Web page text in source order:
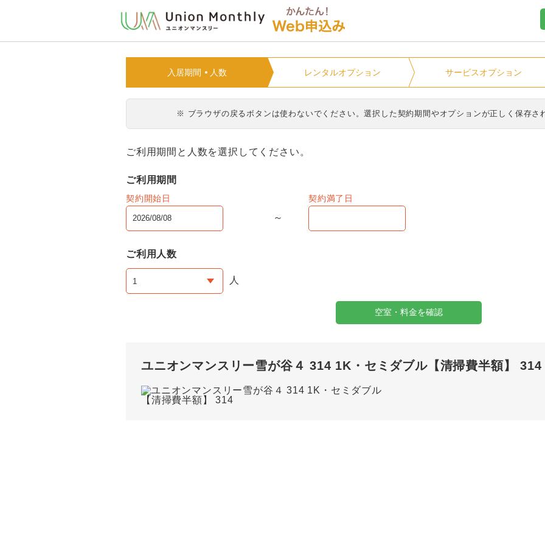
ユニオンマンスリー
入居期間 人数 レンタルオプション サービスオプション
※ ブラウザの戻るボタンは使わないでください。選択した契約期間やオプションが正しく保存さ
ご利用期間と人数を選択してください。
ご利用期間
契約開始日 契約満了日
ご利用人数
人
空室・料金を確認
ユニオンマンスリー雪が谷４ 314 1K・セミダブル【清掃費半額】 314